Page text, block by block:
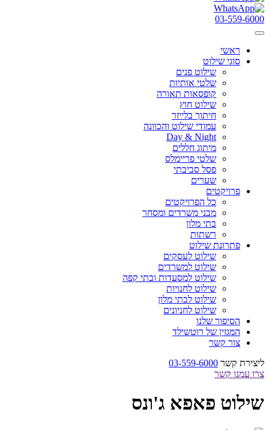
03-559-6000
ראשי
סוגי שילוט
שילוט פנים
שלטי אותיות
קופסאות תאורה
שילוט חוץ
חיתוך בלייזר
עמודי שילוט והכוונה
Day & Night
מיתוג חללים
שלטי פריימלס
פסל סביבתי
שערים
פרויקטים
כל הפרויקטים
מבני משרדים ומסחר
בתי מלון
רשתות
פתרונת שילוט
שילוט לעסקים
שילוט למשרדים
שילוט למסעדות ובתי קפה
שילוט לחנויות
שילוט לבתי מלון
שילוט לחניונים
הסיפור שלנו
המגזין של רוטשילד
צור קשר
ליצירת קשר 03-559-6000
צרו עמנו קשר
שילוט פאפא ג'ונס